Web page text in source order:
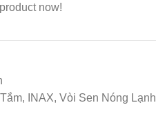
now!
INAX, Vòi Sen Nóng Lạnh